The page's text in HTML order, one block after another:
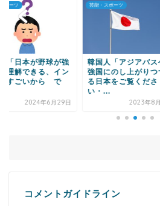
Powered by livedoor 相互RSS
スポーツ
人「アジアバスケ最
にのし上がりつつあ
本をご覧くださ
2023年8月28日
芸能・スポーツ
韓国人「日本の歌
で聴かないし知ら
がハマった日本の歌
ご...
2025年3
コメントガイドライン